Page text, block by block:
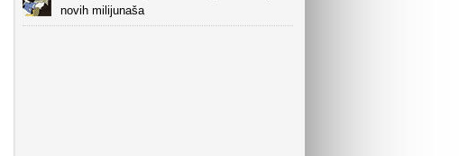
novih milijunaša